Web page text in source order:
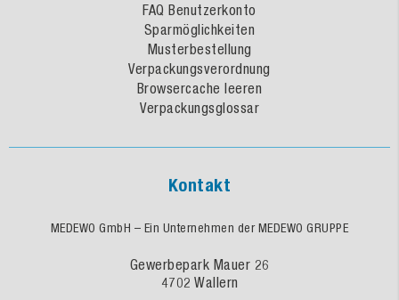
FAQ Benutzerkonto
Sparmöglichkeiten
Musterbestellung
Verpackungsverordnung
Browsercache leeren
Verpackungsglossar
Kontakt
MEDEWO GmbH – Ein Unternehmen der MEDEWO GRUPPE
Gewerbepark Mauer 26
4702 Wallern